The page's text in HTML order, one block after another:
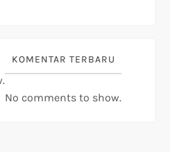
KOMENTAR TERBARU
No comments to show.